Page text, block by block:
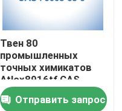
Твен 80
промышленных
точных химикатов
Atlox8916tf CAS
9005-65-6
Отправить запрос